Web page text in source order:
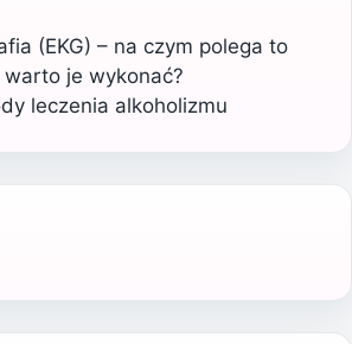
(EKG) – na czym polega to
je wykonać?
leczenia alkoholizmu